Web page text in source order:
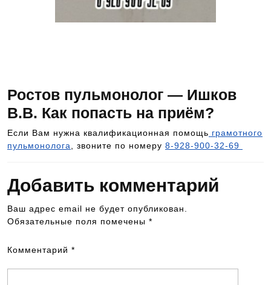
Ростов пульмонолог — Ишков
В.В. Как попасть на приём?
Если Вам нужна квалификационная помощь грамотного
пульмонолога
, звоните по номеру 8-928-900-32-69
Добавить комментарий
Ваш адрес email не будет опубликован.
Обязательные поля помечены *
Комментарий *